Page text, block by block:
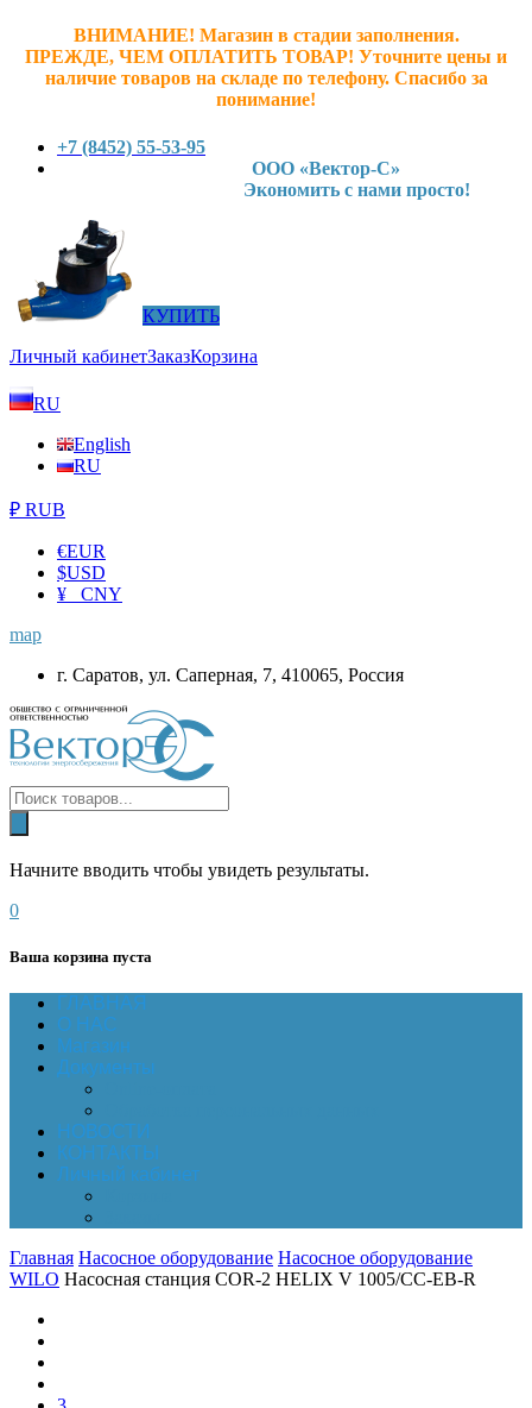
ВНИМАНИЕ! Магазин в стадии заполнения.
ПРЕЖДЕ, ЧЕМ ОПЛАТИТЬ ТОВАР! Уточните цены и
наличие товаров на складе по телефону. Спасибо за
понимание!
+7 (8452) 55-53-95
ООО «Вектор-С»
Экономить с нами просто!
КУПИТЬ
Личный кабинетЗаказКорзина
RU
English
RU
₽ RUB
€EUR
$USD
¥ CNY
map
г. Саратов, ул. Саперная, 7, 410065, Россия
Начните вводить чтобы увидеть результаты.
0
Ваша корзина пуста
ГЛАВНАЯ
О НАС
Магазин
Документы
НОВОСТИ
КОНТАКТЫ
Личный кабинет
Главная Насосное оборудование Насосное оборудование
WILO Насосная станция COR-2 HELIX V 1005/CC-EB-R